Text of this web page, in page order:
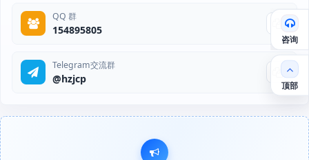
QQ 群
154895805
Telegram交流群
@hzjcp
咨询
顶部